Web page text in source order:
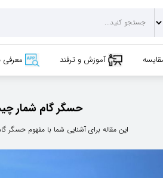
آموزش و ترفند معرفی
حسگر گام‌ شمار
این مقاله برای آشنایی شما با مفهوم